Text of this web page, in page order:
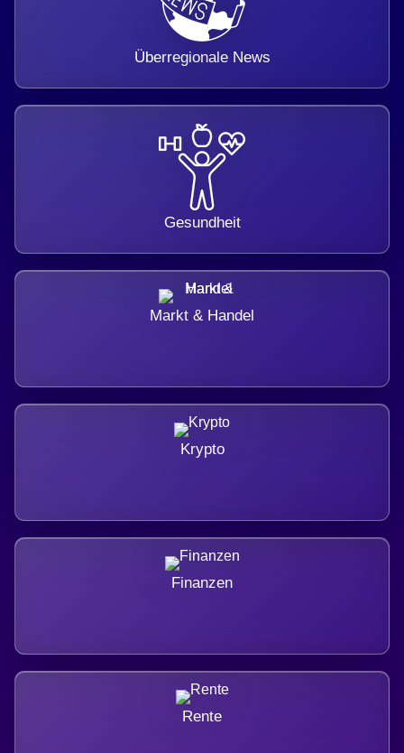
Überregionale News
Gesundheit
Markt & Handel
Krypto
Finanzen
Rente